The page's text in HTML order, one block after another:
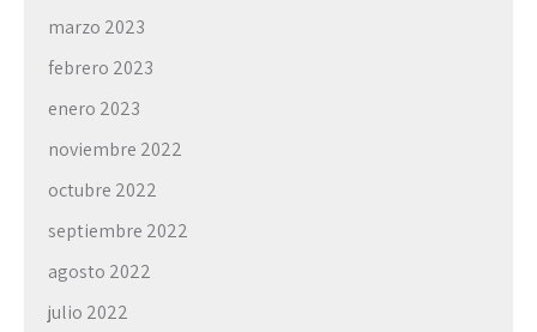
marzo 2023
febrero 2023
enero 2023
noviembre 2022
octubre 2022
septiembre 2022
agosto 2022
julio 2022